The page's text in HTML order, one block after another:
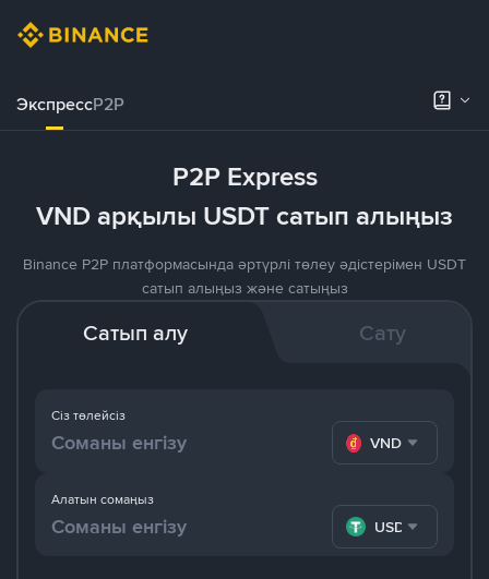
ЭкспрессP2P
P2P Express
VND арқылы USDT сатып алыңыз
Binance P2P платформасында әртүрлі төлеу әдістерімен USDT
сатып алыңыз және сатыңыз
Сатып алу Сату
Сіз төлейсіз
VND
Алатын сомаңыз
USDT